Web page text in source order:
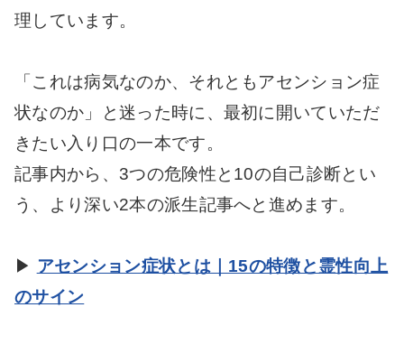
理しています。
「これは病気なのか、それともアセンション症
状なのか」と迷った時に、最初に開いていただ
きたい入り口の一本です。
記事内から、3つの危険性と10の自己診断とい
う、より深い2本の派生記事へと進めます。
▶ アセンション症状とは｜15の特徴と霊性向上
のサイン